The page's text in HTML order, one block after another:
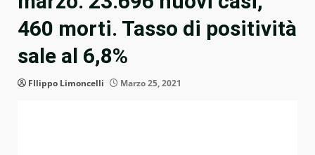
460 morti. Tasso di positività
sale al 6,8%
FIlippo Limoncelli Marzo 25, 2021